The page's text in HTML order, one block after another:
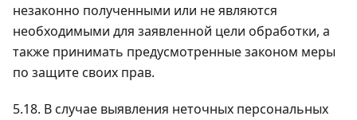
незаконно полученными или не являются
необходимыми для заявленной цели обработки, а
также принимать предусмотренные законом меры
по защите своих прав.
5.18. В случае выявления неточных персональных